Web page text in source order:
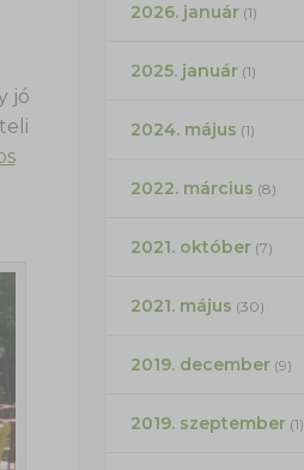
jó
2026. január(1)
2025. január(1)
2024. május (1)
2022. március (8)
2021. október(7)
2021. május (30)
2019. december(9)
2019. szeptember(1)